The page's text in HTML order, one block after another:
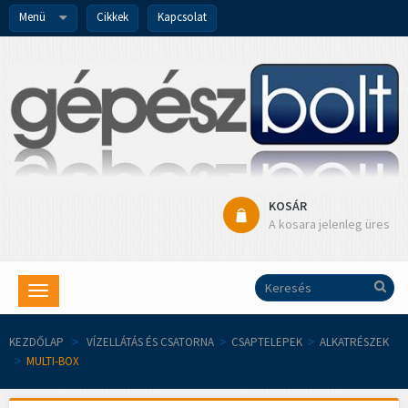
Menü Cikkek Kapcsolat
KOSÁR
A kosara jelenleg üres
Toggle
navigation
KEZDŐLAP > VÍZELLÁTÁS ÉS CSATORNA > CSAPTELEPEK > ALKATRÉSZEK
> MULTI-BOX